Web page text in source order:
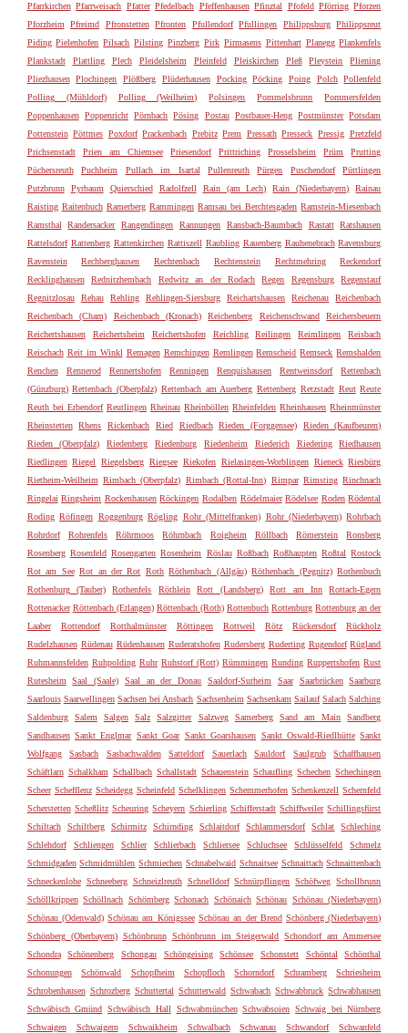
Pfarrkirchen Pfarrweisach Pfatter Pfedelbach Pfeffenhausen Pfinztal Pfofeld Pförring Pforzen
Pforzheim
Pfreimd Pfronstetten Pfronten Pfullendorf Pfullingen Philippsburg Philippsreut
Piding Pielenhofen Pilsach Pilsting Pinzberg Pirk Pirmasens Pittenhart Planegg Plankenfels
Plankstadt
Plattling Plech Pleidelsheim Pleinfeld Pleiskirchen Pleß Pleystein
Pliening
Pliezhausen
Plochingen Plößberg Plüderhausen Pocking Pöcking Poing Polch
Pollenfeld
Polling (Mühldorf)
Polling (Weilheim) Polsingen Pommelsbrunn
Pommersfelden
Poppenhausen Poppenricht Pörnbach Pösing Postau Postbauer-Heng Postmünster Potsdam
Pottenstein Pöttmes Poxdorf Prackenbach Prebitz Prem Pressath Presseck Pressig Pretzfeld
Prichsenstadt
Prien am Chiemsee Priesendorf Prittriching Prosselsheim Prüm
Prutting
Püchersreuth
Puchheim Pullach im Isartal Pullenreuth Pürgen Puschendorf
Püttlingen
Putzbrunn
Pyrbaum Quierschied Radolfzell Rain (am Lech) Rain (Niederbayern)
Rainau
Raisting Raitenbuch Ramerberg Rammingen Ramsau bei Berchtesgaden Ramstein-Miesenbach
Ramsthal
Randersacker Rangendingen Rannungen Ransbach-Baumbach Rastatt
Ratshausen
Rattelsdorf Rattenberg Rattenkirchen Rattiszell Raubling Rauenberg Rauhenebrach Ravensburg
Ravenstein
Rechberghausen Rechtenbach Rechtenstein Rechtmehring
Reckendorf
Recklinghausen
Rednitzhembach Redwitz an der Rodach Regen Regensburg
Regenstauf
Regnitzlosau
Rehau Rehling Rehlingen-Siersburg Reichartshausen Reichenau
Reichenbach
Reichenbach (Cham)
Reichenbach (Kronach) Reichenberg Reichenschwand
Reichersbeuern
Reichertshausen
Reichertsheim Reichertshofen Reichling Reilingen Reimlingen
Reisbach
Reischach Reit im Winkl Remagen Remchingen Remlingen Remscheid Remseck Remshalden
Renchen
Rennerod Rennertshofen Renningen Renquishausen Rentweinsdorf
Rettenbach
(Günzburg) Rettenbach (Oberpfalz) Rettenbach am Auerberg Rettenberg Retzstadt Reut Reute
Reuth bei Erbendorf Reutlingen Rheinau Rheinböllen Rheinfelden Rheinhausen Rheinmünster
Rheinstetten
Rhens Rickenbach Ried Riedbach Rieden (Forggensee)
Rieden (Kaufbeuren)
Rieden (Oberpfalz)
Riedenberg Riedenburg Riedenheim Riederich Riedering
Riedhausen
Riedlingen Riegel Riegelsberg Riegsee Riekofen Rielasingen-Worblingen Rieneck Riesbürg
Rietheim-Weilheim Rimbach (Oberpfalz) Rimbach (Rottal-Inn) Rimpar Rimsting Rinchnach
Ringelai Ringsheim Rockenhausen Röckingen Rodalben Rödelmaier Rödelsee Roden Rödental
Roding Röfingen Roggenburg Rögling Rohr (Mittelfranken) Rohr (Niederbayern) Rohrbach
Rohrdorf
Rohrenfels Röhrmoos Röhrnbach Roigheim Röllbach Römerstein
Ronsberg
Rosenberg Rosenfeld Rosengarten Rosenheim Röslau Roßbach Roßhaupten Roßtal Rostock
Rot am See Rot an der Rot Roth Röthenbach (Allgäu) Röthenbach (Pegnitz) Rothenbuch
Rothenburg (Tauber)
Rothenfels Röthlein Rott (Landsberg) Rott am Inn
Rottach-Egern
Rottenacker Röttenbach (Erlangen) Röttenbach (Roth) Rottenbuch Rottenburg Rottenburg an der
Laaber
Rottendorf Rotthalmünster Röttingen Rottweil Rötz Rückersdorf
Rückholz
Rudelzhausen Rüdenau Rüdenhausen Ruderatshofen Rudersberg Ruderting Rugendorf Rügland
Ruhmannsfelden Ruhpolding Ruhr Ruhstorf (Rott) Rümmingen Runding Ruppertshofen Rust
Rutesheim
Saal (Saale) Saal an der Donau Saaldorf-Surheim Saar Saarbrücken
Saarburg
Saarlouis Saarwellingen Sachsen bei Ansbach Sachsenheim Sachsenkam Sailauf Salach Salching
Saldenburg
Salem Salgen Salz Salzgitter Salzweg Samerberg Sand am Main
Sandberg
Sandhausen Sankt Englmar Sankt Goar Sankt Goarshausen Sankt Oswald-Riedlhütte Sankt
Wolfgang
Sasbach Sasbachwalden Satteldorf Sauerlach Sauldorf Saulgrub
Schaffhausen
Schäftlarn Schalkham Schallbach Schallstadt Schauenstein Schaufling Schechen Schechingen
Scheer Schefflenz Scheidegg Scheinfeld Schelklingen Schemmerhofen Schenkenzell Schernfeld
Scherstetten Scheßlitz Scheuring Scheyern Schierling Schifferstadt Schiffweiler Schillingsfürst
Schiltach
Schiltberg Schirmitz Schirnding Schlaitdorf Schlammersdorf Schlat
Schleching
Schlehdorf
Schliengen Schlier Schlierbach Schliersee Schluchsee Schlüsselfeld
Schmelz
Schmidgaden Schmidmühlen Schmiechen Schnabelwaid Schnaitsee Schnaittach Schnaittenbach
Schneckenlohe Schneeberg Schneizlreuth Schnelldorf Schnürpflingen Schöfweg Schollbrunn
Schöllkrippen Schöllnach Schömberg Schonach Schönaich Schönau Schönau (Niederbayern)
Schönau (Odenwald) Schönau am Königssee Schönau an der Brend Schönberg (Niederbayern)
Schönberg (Oberbayern) Schönbrunn Schönbrunn im Steigerwald Schondorf am Ammersee
Schondra
Schönenberg Schongau Schöngeising Schönsee Schonstett Schöntal
Schönthal
Schonungen
Schönwald Schopfheim Schopfloch Schorndorf Schramberg
Schriesheim
Schrobenhausen Schrozberg Schuttertal Schutterwald Schwabach Schwabbruck Schwabhausen
Schwäbisch Gmünd Schwäbisch Hall Schwabmünchen Schwabsoien Schwaig bei Nürnberg
Schwaigen
Schwaigern Schwaikheim Schwalbach Schwanau Schwandorf Schwanfeld